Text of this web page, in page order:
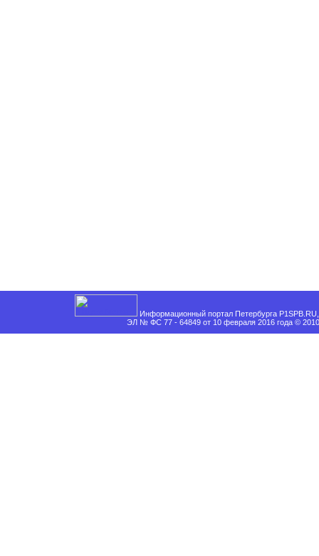
Информационный портал Петербурга
ЭЛ № ФС 77 - 64849 от 10 февраля 2016 года ©